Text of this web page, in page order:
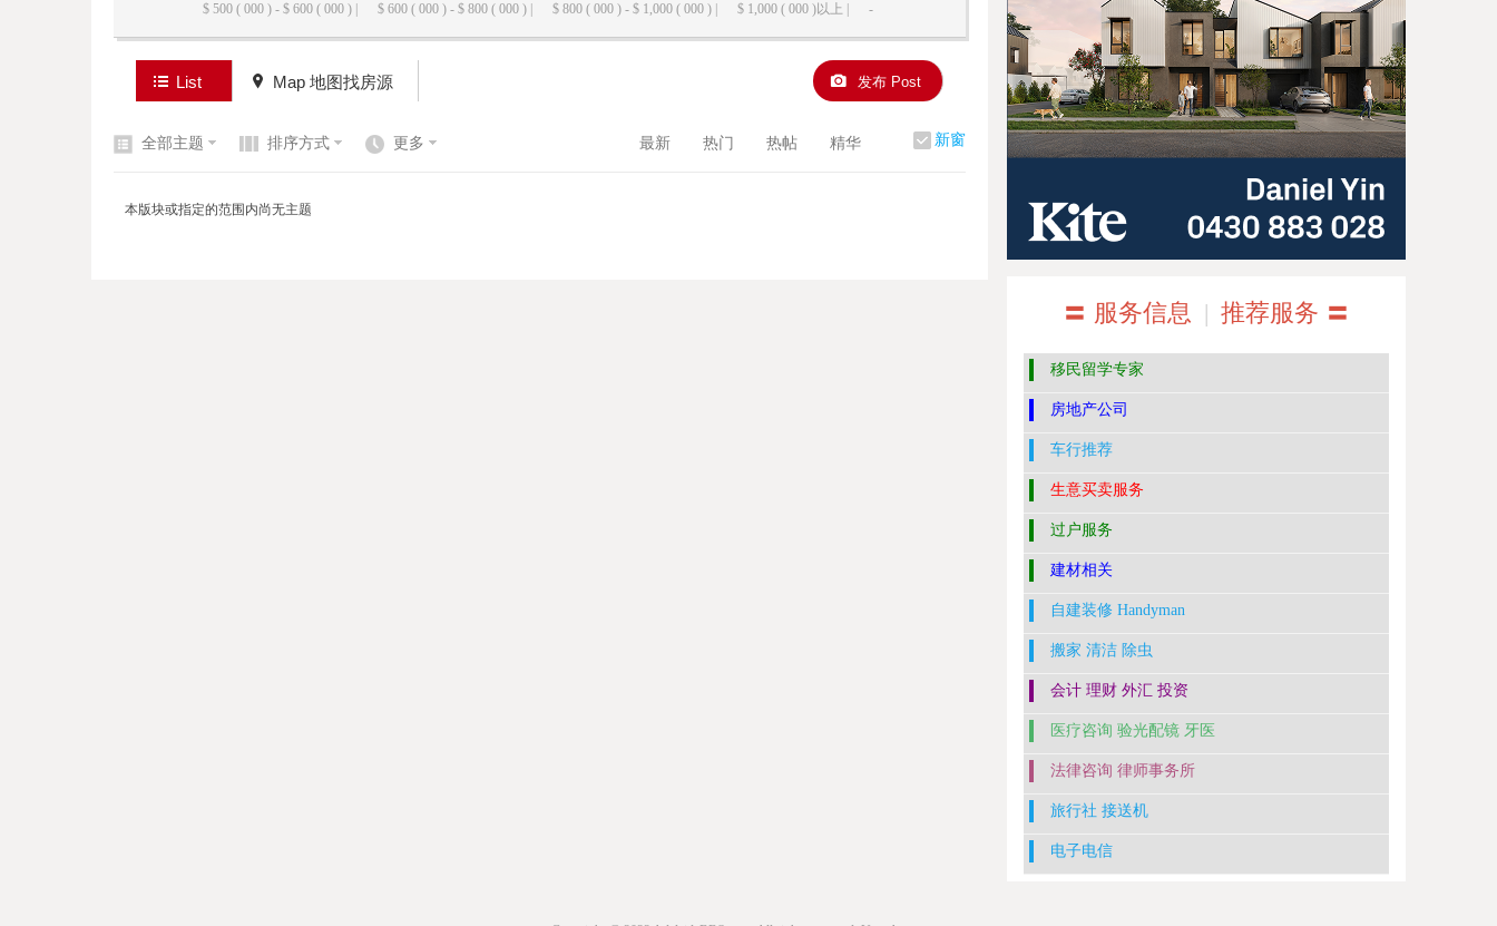
$ 500 ( 000 ) - $ 600 ( 000 ) |
$ 600 ( 000 ) - $ 800 ( 000 ) | $ 800 ( 000 ) - $ 1,000 ( 000 ) | $ 1,000 ( 000 )以上 | -
List Map 地图找房源 发布 Post
新窗
全部主题 排序方式 更多 最新 热门 热帖 精华
本版块或指定的范围内尚无主题
〓 服务信息 | 推荐服务 〓
移民留学专家
房地产公司
车行推荐
生意买卖服务
过户服务
建材相关
自建装修 Handyman
搬家 清洁 除虫
会计 理财 外汇 投资
医疗咨询 验光配镜 牙医
法律咨询 律师事务所
旅行社 接送机
电子电信